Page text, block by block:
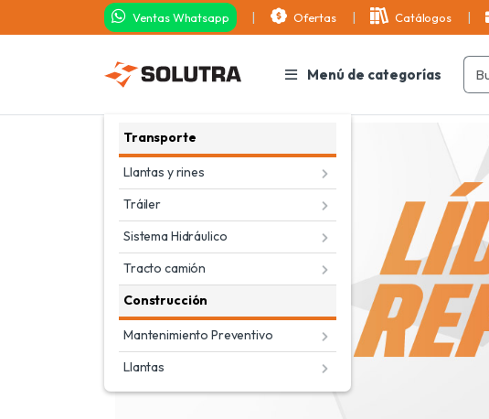
Ventas Whatsapp Ofertas Catálogos
Menú de categorías
Transporte
Llantas y rines
Tráiler
Sistema Hidráulico
Tracto camión
Construcción
Mantenimiento Preventivo
Llantas